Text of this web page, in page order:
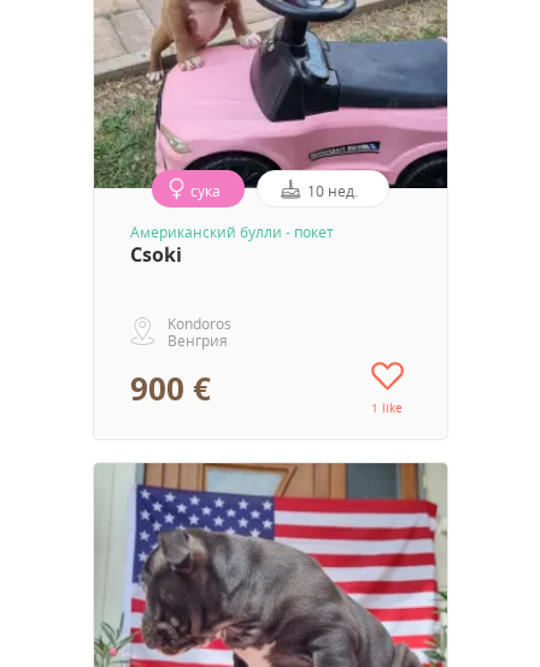
сука 10 нед.
Aмериканский булли - покет
Csoki
Kondoros
Венгрия
900 € 1 like